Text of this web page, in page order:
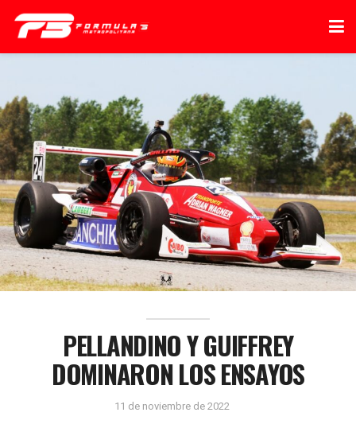
PELLANDINO Y GUIFFREY
DOMINARON LOS ENSAYOS
11 de noviembre de 2022